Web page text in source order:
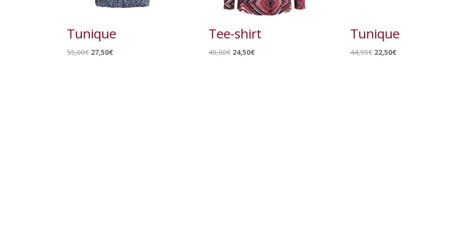
Tunique
55,00€ Le
27,50€Le
Tee-shirt
49,00€ Le
24,50€Le
Tunique
44,95€ Le
22,50€Le